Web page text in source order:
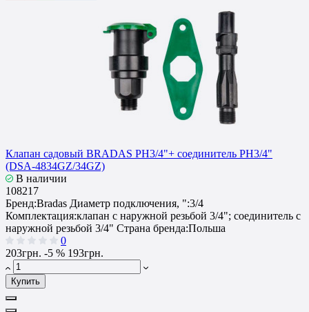
Клапан садовый BRADAS РН3/4"+ соединитель РН3/4"
(DSA-4834GZ/34GZ)
В наличии
108217
Бренд:Bradas Диаметр подключения, ":3/4
Комплектация:клапан с наружной резьбой 3/4"; соединитель с
наружной резьбой 3/4" Страна бренда:Польша
0
203грн. -5 % 193грн.
Купить